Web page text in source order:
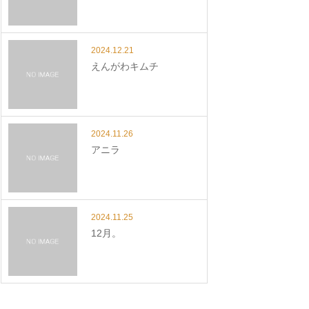
2024.12.21
えんがわキムチ
2024.11.26
アニラ
2024.11.25
12月。